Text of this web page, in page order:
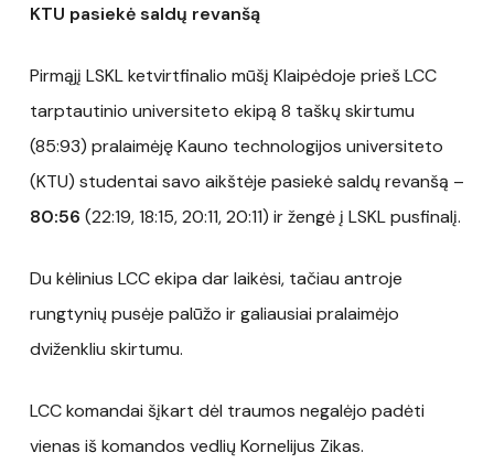
KTU pasiekė saldų revanšą
Pirmąjį LSKL ketvirtfinalio mūšį Klaipėdoje prieš LCC
tarptautinio universiteto ekipą 8 taškų skirtumu
(85:93) pralaimėję Kauno technologijos universiteto
(KTU) studentai savo aikštėje pasiekė saldų revanšą –
80:56 (22:19, 18:15, 20:11, 20:11) ir žengė į LSKL pusfinalį.
Du kėlinius LCC ekipa dar laikėsi, tačiau antroje
rungtynių pusėje palūžo ir galiausiai pralaimėjo
dviženkliu skirtumu.
LCC komandai šįkart dėl traumos negalėjo padėti
vienas iš komandos vedlių Kornelijus Zikas.